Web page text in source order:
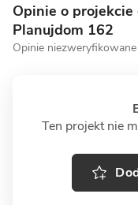
Opinie o projekcie
Planujdom 162
Opinie niezweryfikowane
Ten projekt nie